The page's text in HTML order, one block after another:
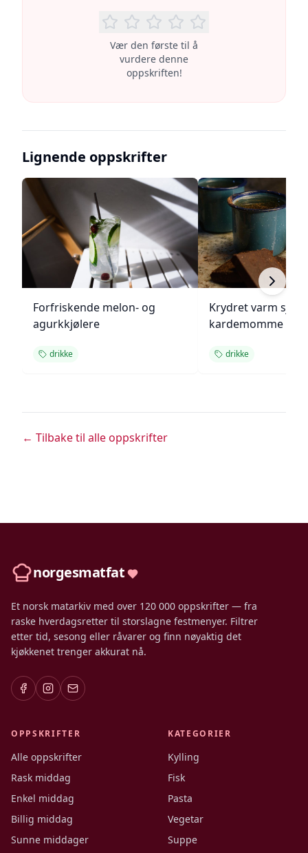
Vær den første til å
vurdere denne
oppskriften!
Lignende oppskrifter
Forfriskende melon- og
agurkkjølere
drikke
Krydret varm
kardemomme
drikke
← Tilbake til alle oppskrifter
norgesmatfat
Et norsk matarkiv med over 120 000 oppskrifter — fra
raske hverdagsretter til storslagne festmenyer. Filtrer
etter tid, sesong eller råvarer og finn nøyaktig det
kjøkkenet trenger akkurat nå.
OPPSKRIFTER
Alle oppskrifter
Rask middag
Enkel middag
Billig middag
Sunne middager
KATEGORIER
Kylling
Fisk
Pasta
Vegetar
Suppe